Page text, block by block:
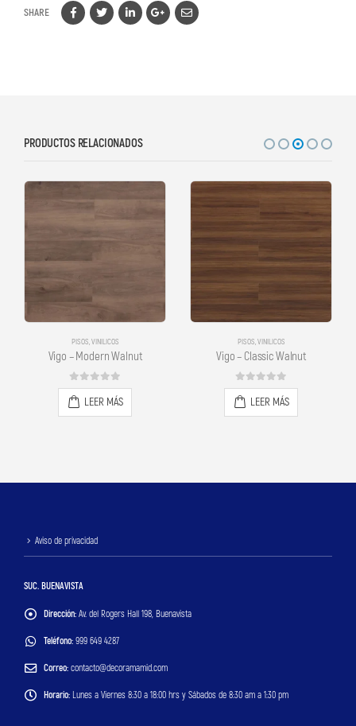
SHARE
PRODUCTOS RELACIONADOS
PISOS,VINILICOS
Vigo – Modern Walnut
0out of 5
LEER MÁS
PISOS,VINILICOS
Vigo – Classic Walnut
0out of 5
LEER MÁS
Aviso de privacidad
SUC. BUENAVISTA
Dirección: Av. del Rogers Hall 198, Buenavista
Teléfono: 999 649 4287
Correo: contacto@decoramamid.com
Horario: Lunes a Viernes 8:30 a 18:00 hrs y Sábados de 8:30 am a 1:30 pm